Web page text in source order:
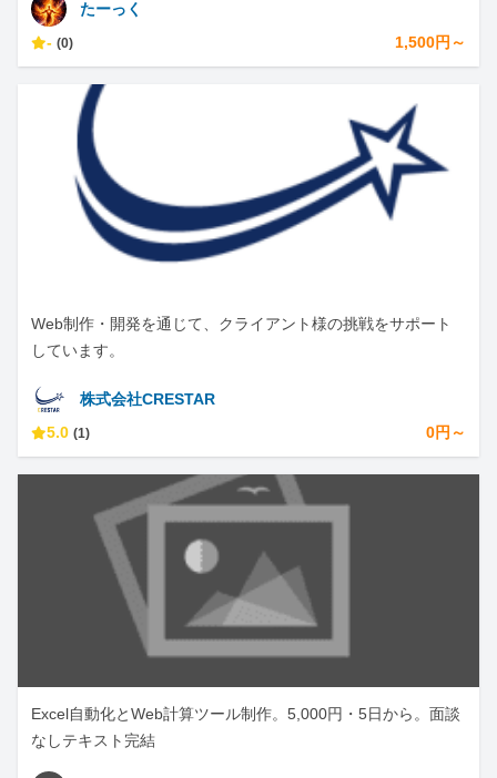
たーっく
- (0) 1,500円～
Web制作・開発を通じて、クライアント様の挑戦をサポート
しています。
株式会社CRESTAR
5.0 (1) 0円～
Excel自動化とWeb計算ツール制作。5,000円・5日から。面談
なしテキスト完結